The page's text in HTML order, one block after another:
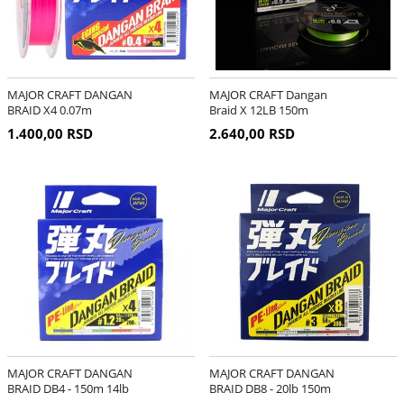
MAJOR CRAFT DANGAN
BRAID X4 0.07m
1.400,00 RSD
MAJOR CRAFT Dangan
Braid X 12LB 150m
2.640,00 RSD
MAJOR CRAFT DANGAN
BRAID DB4 - 150m 14lb
MAJOR CRAFT DANGAN
BRAID DB8 - 20lb 150m